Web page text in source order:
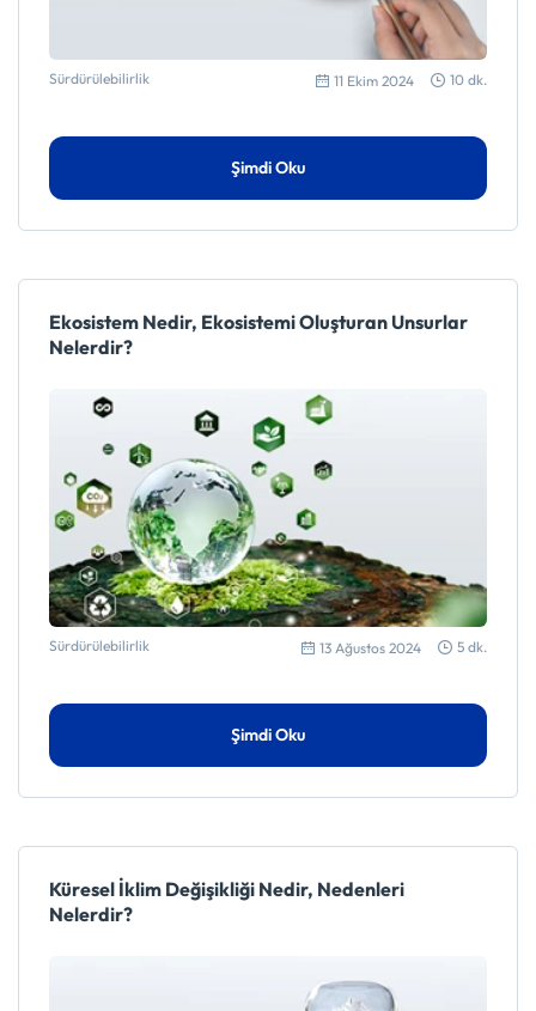
Sürdürülebilirlik 11 Ekim 2024 10 dk.
Şimdi Oku
Ekosistem Nedir, Ekosistemi Oluşturan Unsurlar
Nelerdir?
Sürdürülebilirlik 13 Ağustos 2024 5 dk.
Şimdi Oku
Küresel İklim Değişikliği Nedir, Nedenleri
Nelerdir?